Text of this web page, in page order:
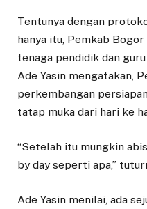
Tentunya dengan
hanya itu, Pemkab
tenaga pendidik dan
Ade Yasin mengatakan,
perkembangan
tatap muka dari hari ke
“Setelah itu mungkin
by day seperti apa,”
Ade Yasin menilai, ada